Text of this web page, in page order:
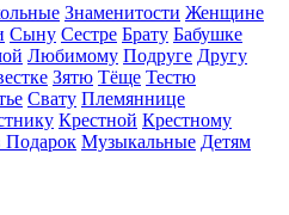
Знаменитости Женщине
Сыну Сестре Брату Бабушке
Любимому Подруге Другу
Зятю Тёще Тестю
Свату Племяннице
Крестной Крестному
Подарок Музыкальные Детям